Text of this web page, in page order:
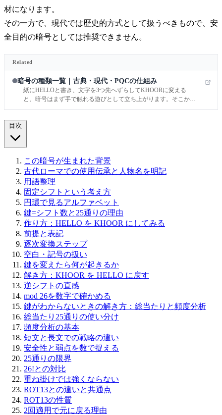
材になります。
その一方で、現代では歴史的方式として扱うべきもので、安
全目的の暗号としては推奨できません。
Related
暗号の種類一覧｜古典・現代・PQCの仕組み
紙にHELLOと書き、文字を3つ先へずらしてKHOORに変える
と、暗号はまず手で触れる遊びとして立ち上がります。そこから
ブラウザの錠前アイコンを開く気持ちでTLS 1.3の流れを指でなぞ
この暗号が生まれた背景
古代ローマでの使用伝承と人物名を明記
用語整理
固定シフトという考え方
円環で見るアルファベット
鍵=シフト数と25通りの理由
作り方：HELLO を KHOOR にしてみる
前提と表記
逐次変換ステップ
空白・記号の扱い
鍵を変えたら何が起きるか
解き方：KHOOR を HELLO に戻す
逆シフトの直感
mod 26を数字で確かめる
鍵がわからないときの解き方：総当たりと頻度分析
総当たり25通りの使い分け
頻度分析の基本
短文と長文での戦略の違い
安全性と弱点を数で捉える
25通りの限界
26!との対比
重ね掛けでは強くならない
ROT13との違いと共通点
ROT13の性質
2回適用で元に戻る理由